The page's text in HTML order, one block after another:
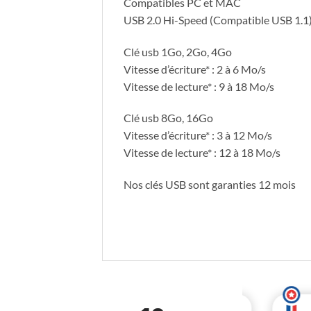
USB 2.0 Hi-Speed (Compatible USB
Clé usb 1Go, 2Go, 4Go
Vitesse d’écriture* : 2 à 6 Mo/s
Vitesse de lecture* : 9 à 18 Mo/s
Clé usb 8Go, 16Go
Vitesse d’écriture* : 3 à 12 Mo/s
Vitesse de lecture* : 12 à 18 Mo/s
Nos clés USB sont garanties 12 mois